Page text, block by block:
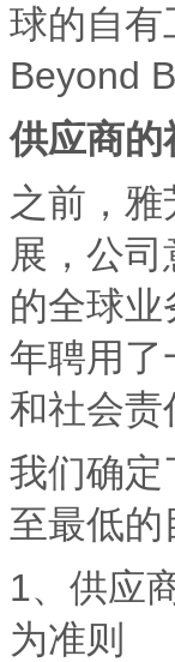
球的自
Beyond
供应商的
之前，
展，公
的全球
年聘用了
和社会责
我们确定
至最低
1、供应
为准则